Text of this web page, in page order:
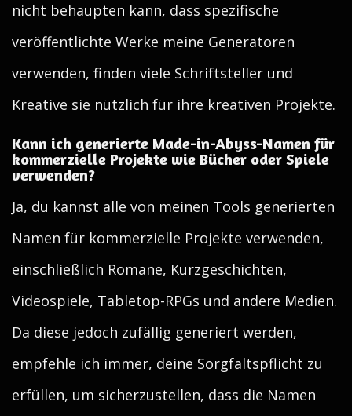
nicht behaupten kann, dass spezifische
veröffentlichte Werke meine Generatoren
verwenden, finden viele Schriftsteller und
Kreative sie nützlich für ihre kreativen Projekte.
Kann ich generierte Made-in-Abyss-Namen für
kommerzielle Projekte wie Bücher oder Spiele
verwenden?
Ja, du kannst alle von meinen Tools generierten
Namen für kommerzielle Projekte verwenden,
einschließlich Romane, Kurzgeschichten,
Videospiele, Tabletop-RPGs und andere Medien.
Da diese jedoch zufällig generiert werden,
empfehle ich immer, deine Sorgfaltspflicht zu
erfüllen, um sicherzustellen, dass die Namen